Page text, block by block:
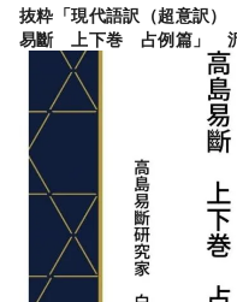
抜粋「現代語訳（超意訳
易斷 上下巻 占例篇」